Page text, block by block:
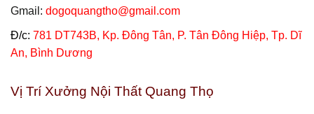
Gmail: dogoquangtho@gmail.com
Đ/c: 781 DT743B, Kp. Đông Tân, P. Tân Đông Hiệp, Tp. Dĩ
An, Bình Dương
Vị Trí Xưởng Nội Thất Quang Thọ